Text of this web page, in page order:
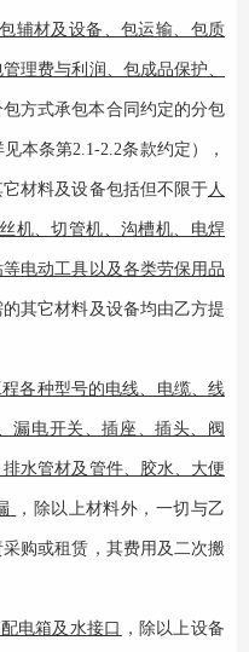
辅材及设备、包运输、包质
理费与利润、包成品保护、
包方式承包本合同约定的分包
见本条第2.1-2.2条款约定） ，
材料及设备包括但不限于人
机、切管机、沟槽机、电焊
电动工具以及各类劳保用品
其它材料及设备均由乙方提
各种型号的电线、电缆、线
漏电开关、插座、插头、阀
水管材及管件、胶水、大便
，除以上材料外，一切与乙
购或租赁，其费用及二次搬
电箱及水接口 ， 除以上设备